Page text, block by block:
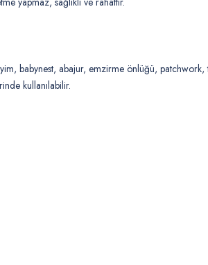
babynest, abajur, emzirme önlüğü,
kullanılabilir.